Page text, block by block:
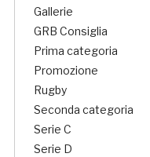
Gallerie
GRB Consiglia
Prima categoria
Promozione
Rugby
Seconda categoria
Serie C
Serie D